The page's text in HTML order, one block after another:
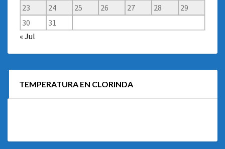
23
24 25 26 27 28
29
30
31
« Jul
TEMPERATURA EN CLORINDA